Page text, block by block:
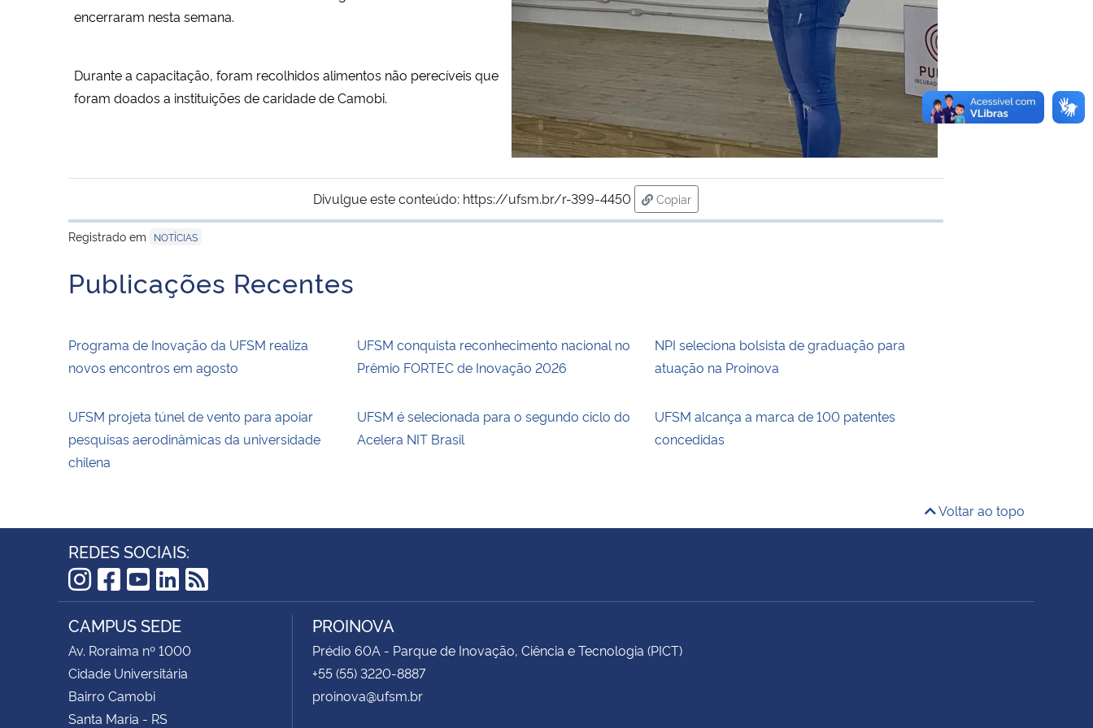
encerraram nesta semana.
Durante a capacitação, foram recolhidos alimentos não perecíveis que
foram doados a instituições de caridade de Camobi.
Divulgue este conteúdo: https://ufsm.br/r-399-4450
Copiar
para área de transferência
Registrado em
NOTÍCIAS
Publicações Recentes
Programa de Inovação da UFSM realiza
novos encontros em agosto
UFSM conquista reconhecimento nacional no
Prêmio FORTEC de Inovação 2026
NPI seleciona bolsista de graduação para
atuação na Proinova
UFSM projeta túnel de vento para apoiar
pesquisas aerodinâmicas da universidade
chilena
UFSM é selecionada para o segundo ciclo do
Acelera NIT Brasil
UFSM alcança a marca de 100 patentes
concedidas
Voltar ao topo
REDES SOCIAIS:
Instagram
Facebook
YouTube
LinkedIn
RSS
CAMPUS SEDE
Av. Roraima nº 1000
Cidade Universitária
Bairro Camobi
Santa Maria - RS
PROINOVA
Prédio 60A - Parque de Inovação, Ciência e Tecnologia (PICT)
+55 (55) 3220-8887
proinova@ufsm.br